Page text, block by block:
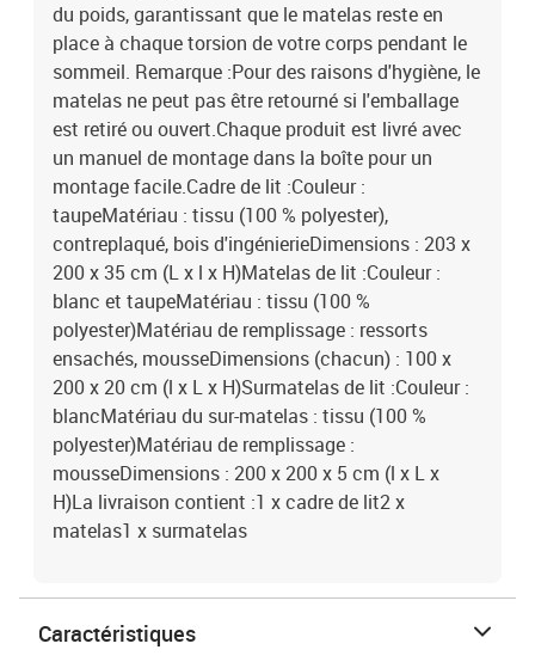
du poids, garantissant que le matelas reste en
place à chaque torsion de votre corps pendant le
sommeil. Remarque :Pour des raisons d'hygiène, le
matelas ne peut pas être retourné si l'emballage
est retiré ou ouvert.Chaque produit est livré avec
un manuel de montage dans la boîte pour un
montage facile.Cadre de lit :Couleur :
taupeMatériau : tissu (100 % polyester),
contreplaqué, bois d'ingénierieDimensions : 203 x
200 x 35 cm (L x l x H)Matelas de lit :Couleur :
blanc et taupeMatériau : tissu (100 %
polyester)Matériau de remplissage : ressorts
ensachés, mousseDimensions (chacun) : 100 x
200 x 20 cm (l x L x H)Surmatelas de lit :Couleur :
blancMatériau du sur-matelas : tissu (100 %
polyester)Matériau de remplissage :
mousseDimensions : 200 x 200 x 5 cm (l x L x
H)La livraison contient :1 x cadre de lit2 x
matelas1 x surmatelas
Caractéristiques